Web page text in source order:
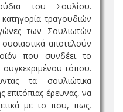
του Σουλίου.
κατηγορία τραγουδιών
των Σουλιωτών
αποτελούν
που συνδέει το
τόπου.
τα σουλιώτικα
επιτόπιας έρευνας, να
με το που, πως,